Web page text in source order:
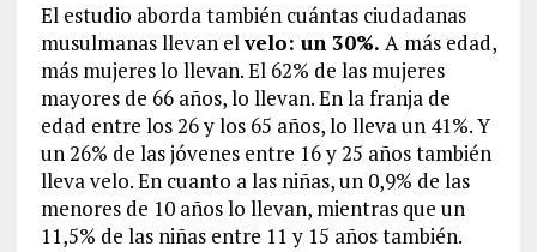
El estudio aborda también cuántas ciudadanas
musulmanas llevan elvelo: un 30%. A más edad,
más mujeres lo llevan. El 62% de las mujeres
mayores de 66 años, lo llevan. En la franja de
edad entre los 26 y los 65 años, lo lleva un 41%. Y
un 26% de las jóvenes entre 16 y 25 años también
lleva velo. En cuanto a las niñas, un 0,9% de las
menores de 10 años lo llevan, mientras que un
11,5% de las niñas entre 11 y 15 años también.